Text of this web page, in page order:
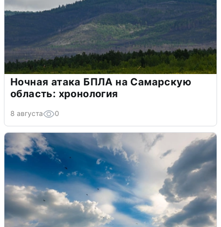
Ночная атака БПЛА на Самарскую
область: хронология
8 августа 0